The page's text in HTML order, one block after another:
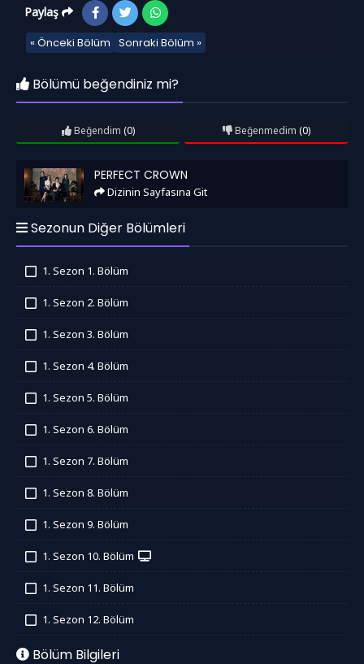
Paylaş
« Önceki Bölüm Sonraki Bölüm »
Bölümü beğendiniz mi?
Beğendim (0) Beğenmedim (0)
Perfect Crown PERFECT CROWN
Dizinin Sayfasına Git
Sezonun Diğer Bölümleri
1. Sezon 1. Bölüm
1. Sezon 2. Bölüm
1. Sezon 3. Bölüm
1. Sezon 4. Bölüm
1. Sezon 5. Bölüm
1. Sezon 6. Bölüm
1. Sezon 7. Bölüm
1. Sezon 8. Bölüm
1. Sezon 9. Bölüm
1. Sezon 10. Bölüm
1. Sezon 11. Bölüm
1. Sezon 12. Bölüm
Bölüm Bilgileri